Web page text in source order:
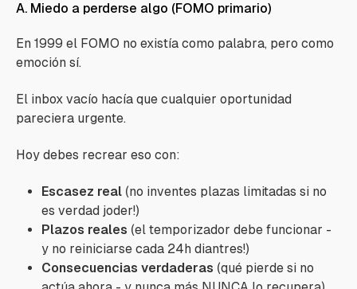
A. Miedo a perderse algo (FOMO primario)
En 1999 el FOMO no existía como palabra, pero como
emoción sí.
El inbox vacío hacía que cualquier oportunidad
pareciera urgente.
Hoy debes recrear eso con:
Escasez real (no inventes plazas limitadas si no
es verdad joder!)
Plazos reales (el temporizador debe funcionar -
y no reiniciarse cada 24h diantres!)
Consecuencias verdaderas (qué pierde si no